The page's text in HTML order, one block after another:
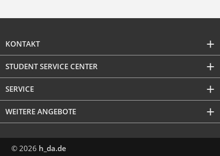
KONTAKT
STUDENT SERVICE CENTER
SERVICE
WEITERE ANGEBOTE
© 2026 h_da.de